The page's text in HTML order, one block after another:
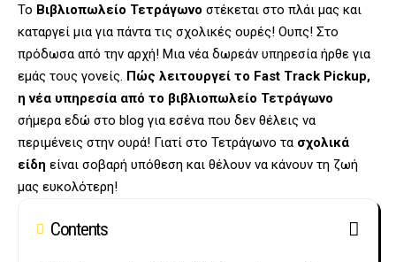
Το Βιβλιοπωλείο Τετράγωνο στέκεται στο πλάι μας και
καταργεί μια για πάντα τις σχολικές ουρές! Ουπς! Στο
πρόδωσα από την αρχή! Μια νέα δωρεάν υπηρεσία ήρθε για
εμάς τους γονείς. Πώς λειτουργεί το Fast Track Pickup,
η νέα υπηρεσία από το βιβλιοπωλείο Τετράγωνο
σήμερα εδώ στο blog για εσένα που δεν θέλεις να
περιμένεις στην ουρά! Γιατί στο Τετράγωνο τα σχολικά
είδη είναι σοβαρή υπόθεση και θέλουν να κάνουν τη ζωή
μας ευκολότερη!
Contents